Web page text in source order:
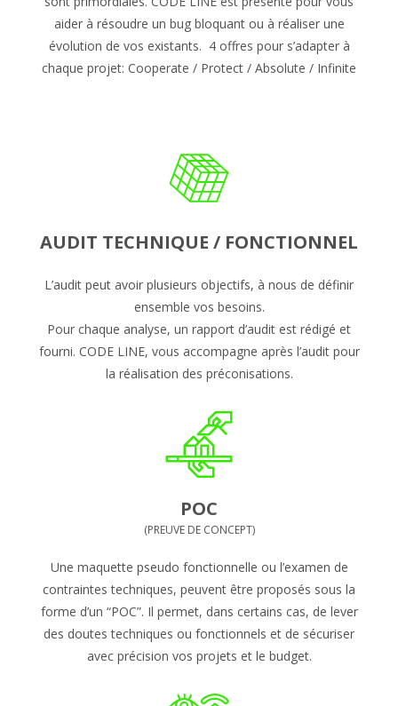
aider à résoudre un bug bloquant ou à réaliser une
évolution de vos existants. 4 offres pour s’adapter à
chaque projet: Cooperate / Protect / Absolute / Infinite
AUDIT TECHNIQUE / FONCTIONNEL
L’audit peut avoir plusieurs objectifs, à nous de définir
ensemble vos besoins.
Pour chaque analyse, un rapport d’audit est rédigé et
fourni. CODE LINE, vous accompagne après l’audit pour
la réalisation des préconisations.
POC
(PREUVE DE CONCEPT)
Une maquette pseudo fonctionnelle ou l’examen de
contraintes techniques, peuvent être proposés sous la
forme d’un “POC”. Il permet, dans certains cas, de lever
des doutes techniques ou fonctionnels et de sécuriser
avec précision vos projets et le budget.